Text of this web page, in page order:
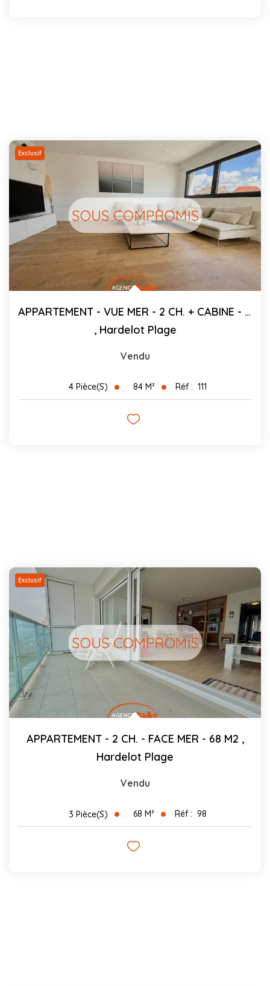
Exclusif
APPARTEMENT - VUE MER - 2 CH. + CABINE - 84.39 M² C
, Hardelot Plage
Vendu
4 Pièce(s) 84 M² Réf : 111
Exclusif
APPARTEMENT - 2 CH. - FACE MER - 68 M2 ,
Hardelot Plage
Vendu
3 Pièce(s) 68 M² Réf : 98